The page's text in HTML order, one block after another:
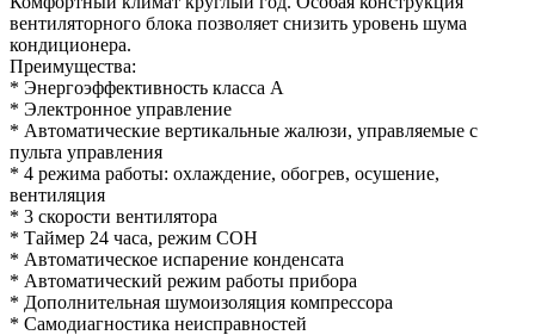
вентиляторного блока позволяет снизить уровень шума
кондиционера.
Преимущества:
* Энергоэффективность класса А
* Электронное управление
* Автоматические вертикальные жалюзи, управляемые с
пульта управления
* 4 режима работы: охлаждение, обогрев, осушение,
вентиляция
* 3 скорости вентилятора
* Таймер 24 часа, режим СОН
* Автоматическое испарение конденсата
* Автоматический режим работы прибора
* Дополнительная шумоизоляция компрессора
* Самодиагностика неисправностей